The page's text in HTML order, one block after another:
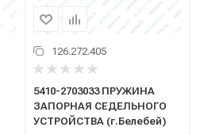
126.272.405
5410-2703033 ПРУЖИНА
ЗАПОРНАЯ СЕДЕЛЬНОГО
УСТРОЙСТВА (г.Белебей)